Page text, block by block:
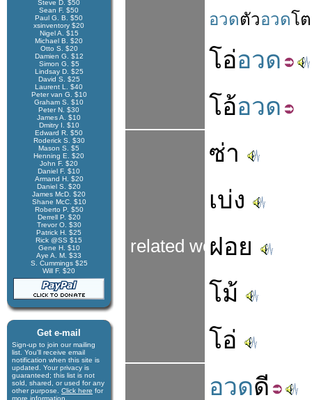
Steve D. $50
Sean F. $50
Paul G. B. $50
xsinventory $20
Nigel A. $15
Michael B. $20
Otto S. $20
Damien G. $12
Simon G. $5
Lindsay D. $25
David S. $25
Laurent L. $40
Peter van G. $10
Graham S. $10
Peter N. $30
James A. $10
Dmitry I. $10
Edward R. $50
Roderick S. $30
Mason S. $5
Henning E. $20
John F. $20
Daniel F. $10
Armand H. $20
Daniel S. $20
James McD. $20
Shane McC. $10
Roberto P. $50
Derrell P. $20
Trevor O. $30
Patrick H. $25
Rick @SS $15
Gene H. $10
Aye A. M. $33
S. Cummings $25
Will F. $20
Get e-mail
Sign-up to join our mail­ing
list. You'll receive e­mail
notification when this site is
updated. Your privacy is
guaran­teed; this list is not
sold, shared, or used for any
other purpose. Click here for
more infor­mation.
อวดตัวอวดโต
โอ่อวด
โอ้อวด
related words
ซ่า
เบ่ง
ฝอย
โม้
โอ่
อวดดี